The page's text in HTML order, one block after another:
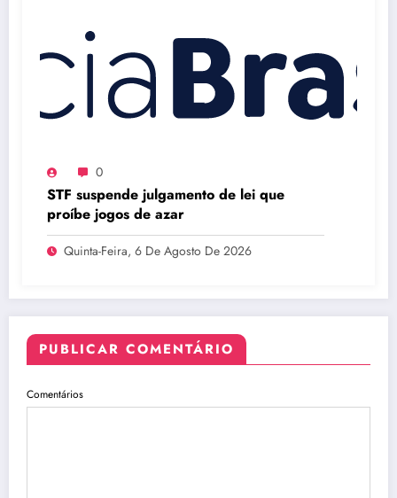
0
STF suspende julgamento de lei que
proíbe jogos de azar
Quinta-Feira, 6 De Agosto De 2026
PUBLICAR COMENTÁRIO
Comentários